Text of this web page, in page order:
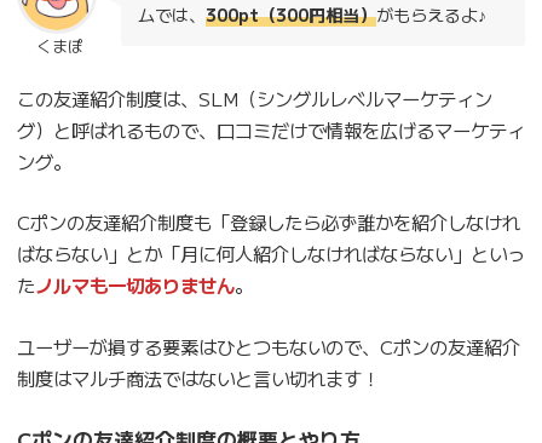
くまぽ
ムでは、 300pt（300円相当）がもらえるよ♪
この友達紹介制度は、SLM（シングルレベルマーケティン
グ）と呼ばれるもので、口コミだけで情報を広げるマーケティ
ング。
Cポンの友達紹介制度も「登録したら必ず誰かを紹介しなけれ
ばならない」とか「月に何人紹介しなければならない」といっ
たノルマも一切ありません。
ユーザーが損する要素はひとつもないので、Cポンの友達紹介
制度はマルチ商法ではないと言い切れます！